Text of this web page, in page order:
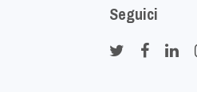
Seguici